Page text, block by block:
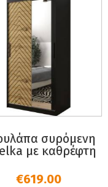
ΝΤΟΥΛΑΠΑ ΔΙΦΥΛΛΗ
ΣΥΡΟΜΕΝΗ ΜΕ
ΚΑΘΡΕΠΤΗ SONAMA
εκ.